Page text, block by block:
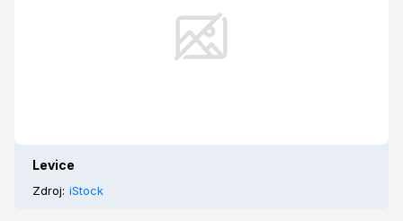
Levice
Zdroj: iStock